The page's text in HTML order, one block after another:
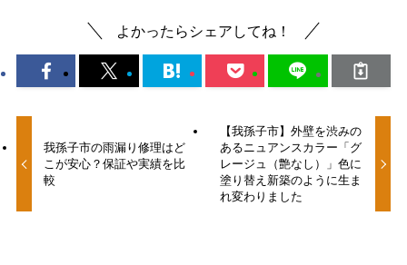
よかったらシェアしてね！
我孫子市の雨漏り修理はど
こが安心？保証や実績を比
較
【我孫子市】外壁を渋みの
あるニュアンスカラー「グ
レージュ（艶なし）」色に
塗り替え新築のように生ま
れ変わりました